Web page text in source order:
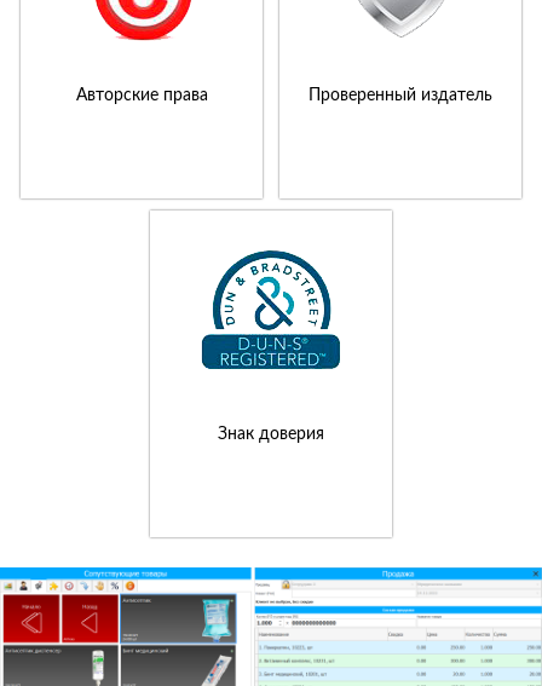
Авторские права Проверенный издатель
Знак доверия